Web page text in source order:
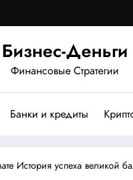
Бизнес-Деньги
Финансовые Стратегии
Банки и кредиты
История успеха великой